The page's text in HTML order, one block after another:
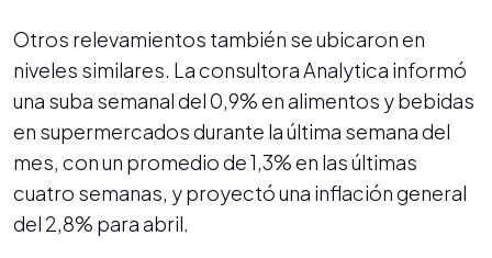
Otros relevamientos también se ubicaron en
niveles similares. La consultora Analytica informó
una suba semanal del 0,9% en alimentos y bebidas
en supermercados durante la última semana del
mes, con un promedio de 1,3% en las últimas
cuatro semanas, y proyectó una inflación general
del 2,8% para abril.